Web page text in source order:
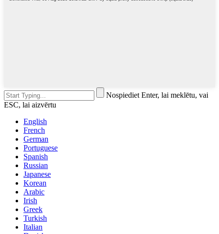
Nospiediet Enter, lai meklētu, vai
ESC, lai aizvērtu
English
French
German
Portuguese
Spanish
Russian
Japanese
Korean
Arabic
Irish
Greek
Turkish
Italian